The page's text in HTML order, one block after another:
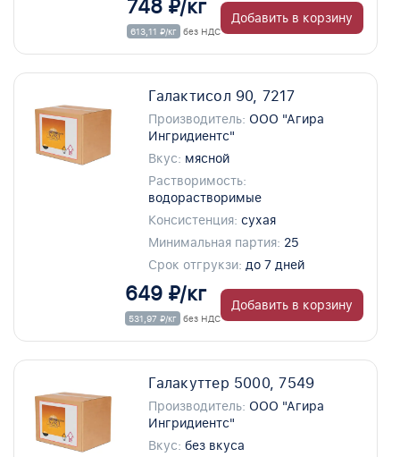
748 ₽/кг
613,11 ₽/кг без НДС
Добавить в корзину
Галактисол 90, 7217
Производитель: ООО "Агира
Ингридиентс"
Вкус: мясной
Растворимость:
водорастворимые
Консистенция: сухая
Минимальная партия: 25
Срок отгрукзи: до 7 дней
649 ₽/кг
531,97 ₽/кг без НДС
Добавить в корзину
Галакуттер 5000, 7549
Производитель: ООО "Агира
Ингридиентс"
Вкус: без вкуса